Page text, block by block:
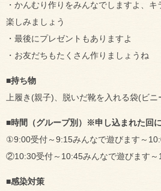
・かんむり作りをみんなでしますよ、
楽しみましょう
・最後にプレゼントもありますよ
・お友だちもたくさん作りましょうね
■持ち物
上履き(親子)、脱いだ靴を入れる袋(ビ
■時間（グループ別）※申し込まれた回
①9:00受付～9:15みんなで遊びます～
②10:30受付～10:45みんなで遊びます～
■感染対策